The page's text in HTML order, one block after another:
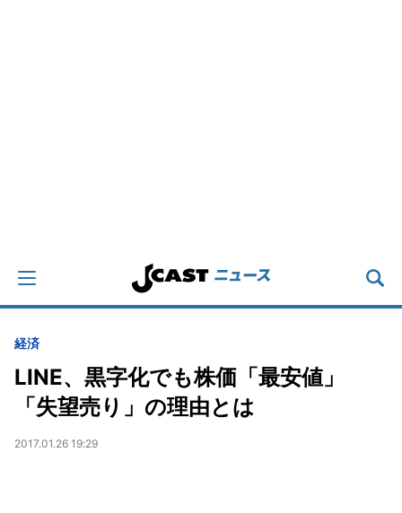
経済
LINE、黒字化でも株価「最安値」
「失望売り」の理由とは
2017.01.26 19:29